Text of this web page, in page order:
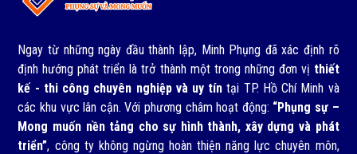
Ngay từ những ngày đầu thành lập, Minh Phụng đã xác định rõ
định hướng phát triển là trở thành một trong những đơn vị thiết
kế - thi công chuyên nghiệp và uy tín tại TP. Hồ Chí Minh và
các khu vực lân cận. Với phương châm hoạt động: “Phụng sự –
Mong muốn nền tảng cho sự hình thành, xây dựng và phát
triển”, công ty không ngừng hoàn thiện năng lực chuyên môn,